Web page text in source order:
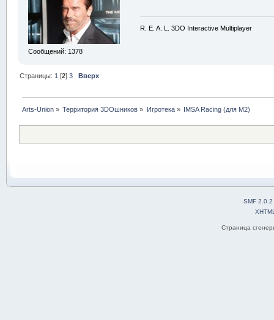
Сообщений: 1378
R. E. A. L. 3DO Interactive Multiplayer
Страницы: 1 [2]3 Вверх
Arts-Union » Территория 3DOшников » Игротека» IMSA Racing (для M2)
SMF 2.0.2
Страница